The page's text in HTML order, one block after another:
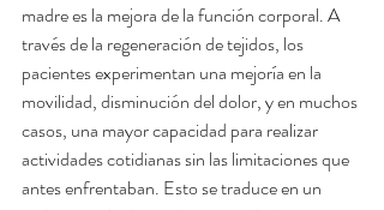
madre es la mejora de la función corporal. A
través de la regeneración de tejidos, los
pacientes experimentan una mejoría en la
movilidad, disminución del dolor, y en muchos
casos, una mayor capacidad para realizar
actividades cotidianas sin las limitaciones que
antes enfrentaban. Esto se traduce en un